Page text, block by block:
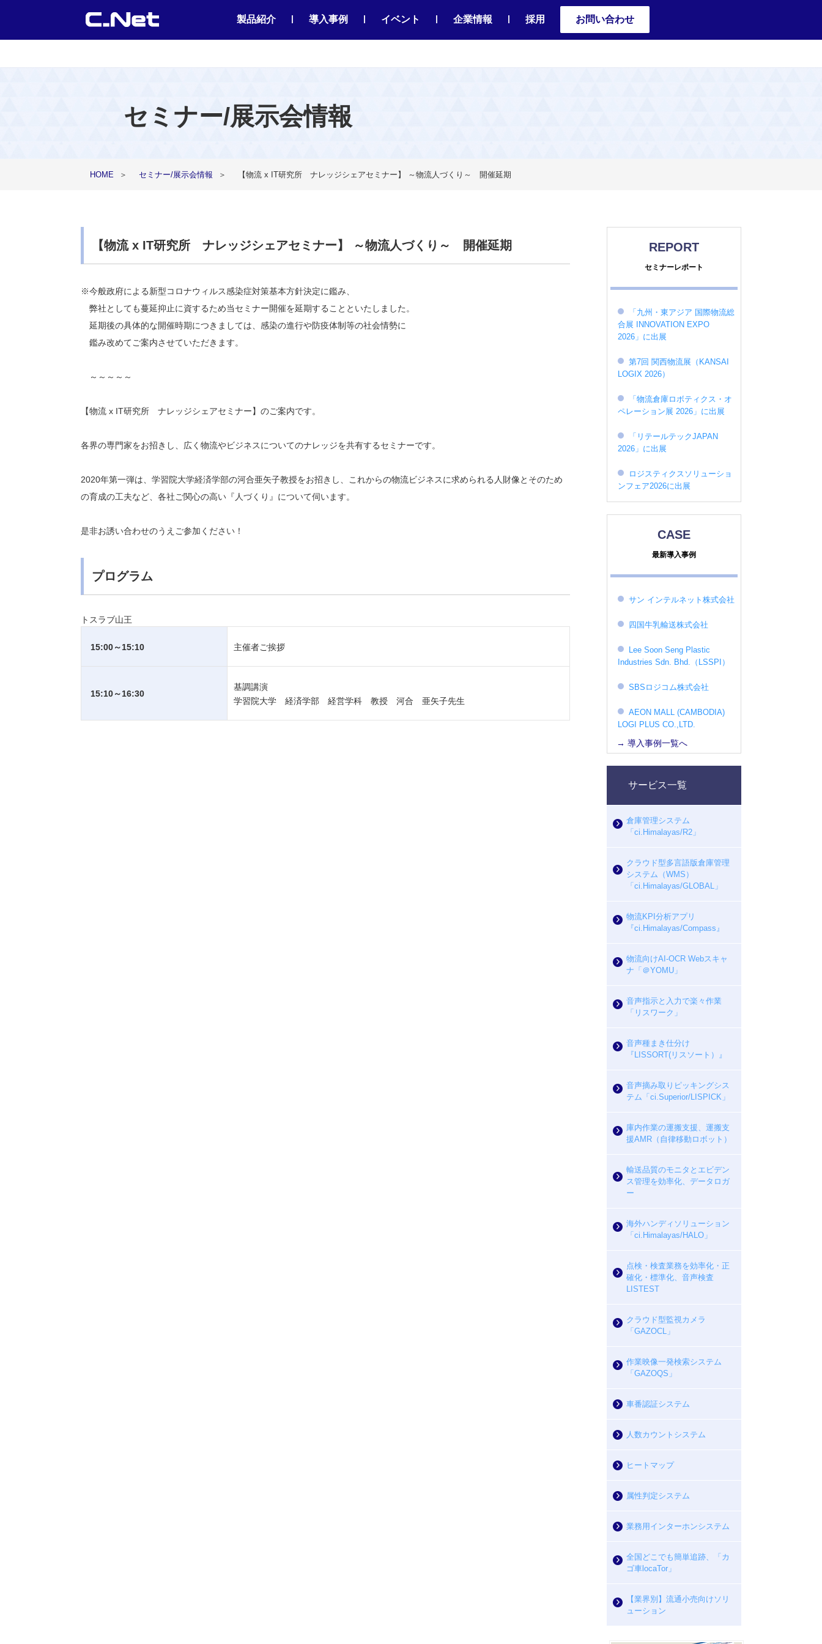
製品紹介 | 導入事例 | イベント | 企業情報 | 採用 お問い合わせ
セミナー/展示会情報
HOME ＞ セミナー/展示会情報 ＞ 【物流 x IT研究所 ナレッジシェアセミナー】 ～物流人づくり～ 開催延期
【物流 x IT研究所 ナレッジシェアセミナー】 ～物流人づくり～ 開催延期
※今般政府による新型コロナウィルス感染症対策基本方針決定に鑑み、
弊社としても蔓延抑止に資するため当セミナー開催を延期することといたしました。
延期後の具体的な開催時期につきましては、感染の進行や防疫体制等の社会情勢に
鑑み改めてご案内させていただきます。
～～～～～
【物流 x IT研究所 ナレッジシェアセミナー】のご案内です。
各界の専門家をお招きし、広く物流やビジネスについてのナレッジを共有するセミナーです。
2020年第一弾は、学習院大学経済学部の河合亜矢子教授をお招きし、これからの物流ビジネスに求められる人財像とそのため
の育成の工夫など、各社ご関心の高い『人づくり』について伺います。
是非お誘い合わせのうえご参加ください！
プログラム
トスラブ山王
15:00～15:10 主催者ご挨拶
15:10～16:30
基調講演
学習院大学 経済学部 経営学科 教授 河合 亜矢子先生
REPORT
セミナーレポート
「九州・東アジア 国際物流総
合展 INNOVATION EXPO
2026」に出展
第7回 関西物流展（KANSAI
LOGIX 2026）
「物流倉庫ロボティクス・オ
ペレーション展 2026」に出展
「リテールテックJAPAN
2026」に出展
ロジスティクスソリューショ
ンフェア2026に出展
CASE
最新導入事例
サン インテルネット株式会社
四国牛乳輸送株式会社
Lee Soon Seng Plastic
Industries Sdn. Bhd.（LSSPI）
SBSロジコム株式会社
AEON MALL (CAMBODIA)
LOGI PLUS CO.,LTD.
→ 導入事例一覧へ
サービス一覧
倉庫管理システム
「ci.Himalayas/R2」
クラウド型多言語版倉庫管理
システム（WMS）
「ci.Himalayas/GLOBAL」
物流KPI分析アプリ
『ci.Himalayas/Compass』
物流向けAI-OCR Webスキャ
ナ「＠YOMU」
音声指示と入力で楽々作業
「リスワーク」
音声種まき仕分け
『LISSORT(リスソート）』
音声摘み取りピッキングシス
テム「ci.Superior/LISPICK」
庫内作業の運搬支援、運搬支
援AMR（自律移動ロボット）
輸送品質のモニタとエビデン
ス管理を効率化、データロガ
ー
海外ハンディソリューション
「ci.Himalayas/HALO」
点検・検査業務を効率化・正
確化・標準化、音声検査
LISTEST
クラウド型監視カメラ
「GAZOCL」
作業映像一発検索システム
「GAZOQS」
車番認証システム
人数カウントシステム
ヒートマップ
属性判定システム
業務用インターホンシステム
全国どこでも簡単追跡、「カ
ゴ車locaTor」
【業界別】流通小売向けソリ
ューション